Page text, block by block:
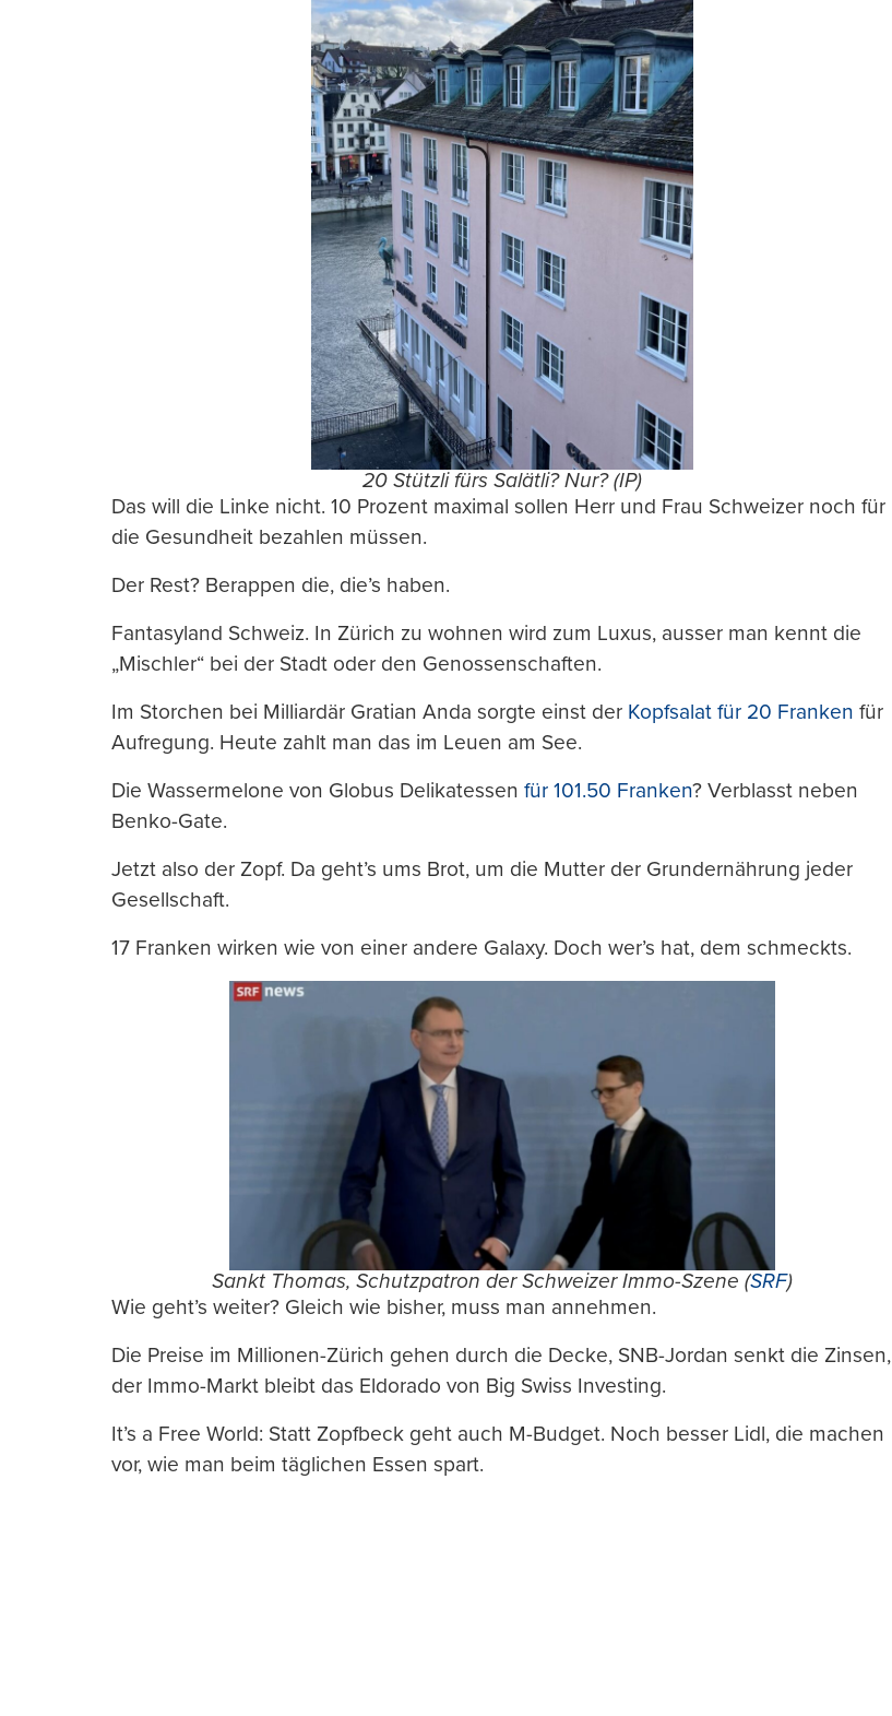
20 Stützli fürs Salätli? Nur? (IP)
Das will die Linke nicht. 10 Prozent maximal sollen Herr und Frau Schweizer noch für
die Gesundheit bezahlen müssen.
Der Rest? Berappen die, die’s haben.
Fantasyland Schweiz. In Zürich zu wohnen wird zum Luxus, ausser man kennt die
„Mischler“ bei der Stadt oder den Genossenschaften.
Im Storchen bei Milliardär Gratian Anda sorgte einst der Kopfsalat für 20 Franken für
Aufregung. Heute zahlt man das im Leuen am See.
Die Wassermelone von Globus Delikatessen für 101.50 Franken? Verblasst neben
Benko-Gate.
Jetzt also der Zopf. Da geht’s ums Brot, um die Mutter der Grundernährung jeder
Gesellschaft.
17 Franken wirken wie von einer andere Galaxy. Doch wer’s hat, dem schmeckts.
Sankt Thomas, Schutzpatron der Schweizer Immo-Szene (SRF)
Wie geht’s weiter? Gleich wie bisher, muss man annehmen.
Die Preise im Millionen-Zürich gehen durch die Decke, SNB-Jordan senkt die Zinsen,
der Immo-Markt bleibt das Eldorado von Big Swiss Investing.
It’s a Free World: Statt Zopfbeck geht auch M-Budget. Noch besser Lidl, die machen
vor, wie man beim täglichen Essen spart.